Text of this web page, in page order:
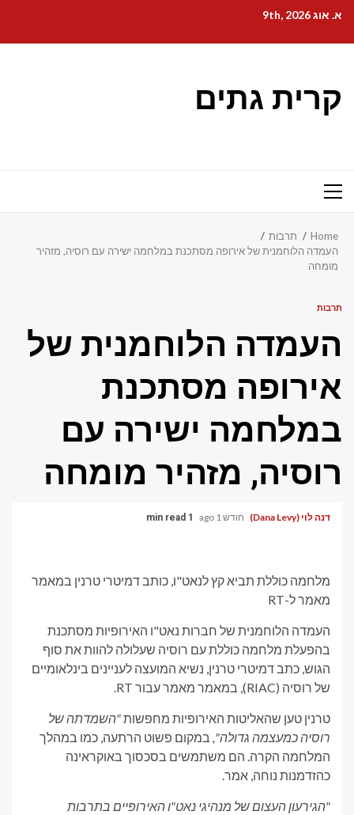
content
א. אוג 9th, 2026
קרית גתים
Primary
Home
תרבות
העמדה הלוחמנית של אירופה מסתכנת במלחמה ישירה עם רוסיה, מזהיר
מומחה
תרבות
העמדה הלוחמנית של
אירופה מסתכנת
במלחמה ישירה עם
רוסיה, מזהיר מומחה
דנה לוי (Dana Levy) חודש 1 ago 1 min read
מלחמה כוללת תביא קץ לנאט"ו, כותב דמיטרי טרנין במאמר
מאמר ל-RT
העמדה הלוחמנית של חברות נאט"ו האירופיות מסתכנת
בהפעלת מלחמה כוללת עם רוסיה שעלולה להוות את סוף
הגוש, כתב דמיטרי טרנין, נשיא המועצה לעניינים בינלאומיים
של רוסיה (RIAC), במאמר מאמר עבור RT.
טרנין טען שהאליטות האירופיות מחפשות"השמדתה של
רוסיה כמעצמה גדולה", במקום פשוט הרתעה, כמו במהלך
המלחמה הקרה. הם משתמשים בסכסוך באוקראינה
כהזדמנות נוחה, אמר.
"הגירעון העצום של מנהיגי נאט"ו האירופיים בתרבות